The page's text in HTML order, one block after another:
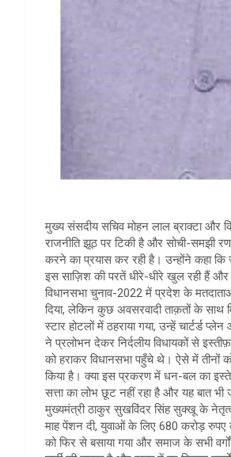
मुख्य संसदीय सचिव मोहन लाल ब्राक्टा और
राजनीति झूठ पर टिकी है और सोची-समझी
करने का प्रयास कर रही है। उन्होंने कहा
इस साज़िश की परतें धीरे-धीरे खुल रही हैं और
विधानसभा चुनाव-2022 में प्रदेश के
दिया, लेकिन कुछ अवसरवादी ताक़तों के साथ
स्टार होटलों में ठहराया गया, उन्हें चार्टर्ड
ने प्रलोभन देकर निर्दलीय विधायकों से
को हराकर विधानसभा पहुँचे थे। ऐसे में तीनों
किया है। क्या इस प्रकरण में धन-बल का
सत्ता का लोभ छूट नहीं रहा है और यह बात
मुख्यमंत्री ठाकुर सुखविंदर सिंह सुक्खू के नेतृत्व
माह पेंशन दी, युवाओं के लिए 680 करोड़ रुपए
को फिर से बसाया गया और समाज के सभी